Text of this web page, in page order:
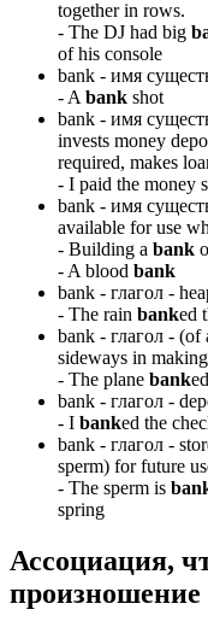
together in rows.
- The DJ had big
of his console
bank - имя
- A bank shot
bank - имя
invests money
required, makes
- I paid the money
bank - имя
available for use
- Building a bank
- A blood bank
bank - глагол -
- The rain banked
bank - глагол - (of
sideways in
- The plane bank
bank - глагол -
- I banked the
bank - глагол -
sperm) for future
- The sperm is
spring
Ассоциация,
произношение